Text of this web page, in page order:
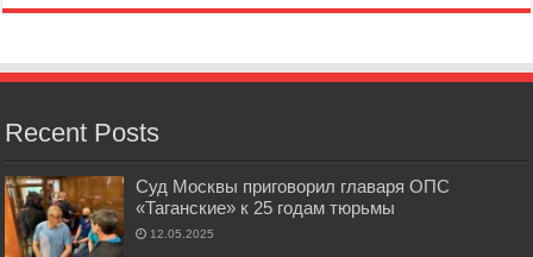
Recent Posts
Суд Москвы приговорил главаря ОПС
«Таганские» к 25 годам тюрьмы
12.05.2025